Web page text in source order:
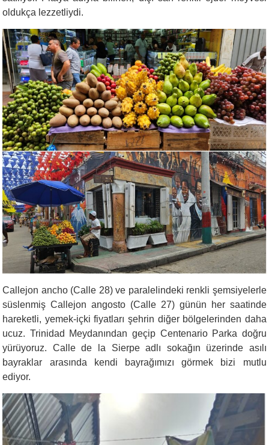
oldukça lezzetliydi.
Callejon ancho (Calle 28) ve paralelindeki renkli şemsiyelerle
süslenmiş Callejon angosto (Calle 27) günün her saatinde
hareketli, yemek-içki fiyatları şehrin diğer bölgelerinden daha
ucuz. Trinidad Meydanından geçip Centenario Parka doğru
yürüyoruz. Calle de la Sierpe adlı sokağın üzerinde asılı
bayraklar arasında kendi bayrağımızı görmek bizi mutlu
ediyor.